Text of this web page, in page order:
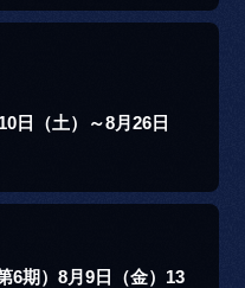
日（土）～8月26日
6期）8月9日（金）13